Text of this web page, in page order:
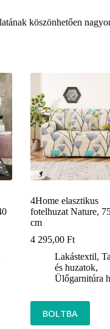
köszönhetően
4Home elasztikus
fotelhuzat Nature,
cm
4 295,00Ft
Lakástextil,
és huzatok,
Ülőgarnitúra
BOLTBA